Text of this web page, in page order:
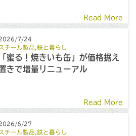
Read More
7/24
チール製品 ,鉄と暮らし
「蜜る！焼きいも缶」が価格据え
きで増量リニューアル
Read More
6/27
スチール製品,鉄と暮らし